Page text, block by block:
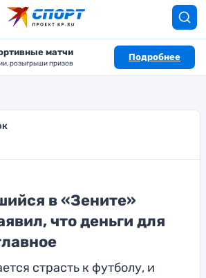
матчи
розыгрыши призов
Подробнее
в «Зените»
что деньги для
страсть к футболу, и